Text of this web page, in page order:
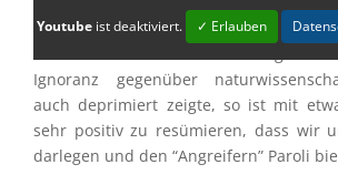
Youtubeist deaktiviert. ✓ Erlauben
Wenn sich Dr.-Ing. Detlef Ahlborn in
Ignoranz gegen­über
auch depri­miert zeigte, so ist mit
sehr positiv zu resümie­ren, dass wir
darle­gen und den “Angrei­fern” Paroli